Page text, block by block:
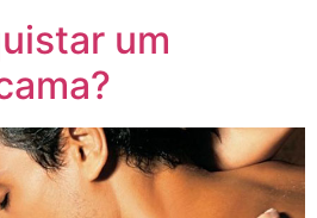
um